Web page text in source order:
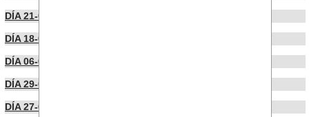
DÍA 21-03-2024
DÍA 18-03-2024
DÍA 06-03-2024
DÍA 29-02-2024
DÍA 27-02-2024